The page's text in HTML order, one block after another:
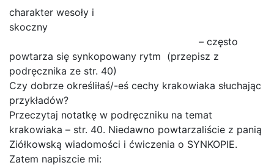
charakter wesoły i
– często
powtarza się synkopowany rytm (przepisz z
podręcznika ze str. 40)
Czy dobrze określiłaś/-eś cechy krakowiaka słuchając
przykładów?
Przeczytaj notatkę w podręczniku na temat
krakowiaka – str. 40. Niedawno powtarzaliście z panią
Ziółkowską wiadomości i ćwiczenia o SYNKOPIE.
Zatem napiszcie mi: